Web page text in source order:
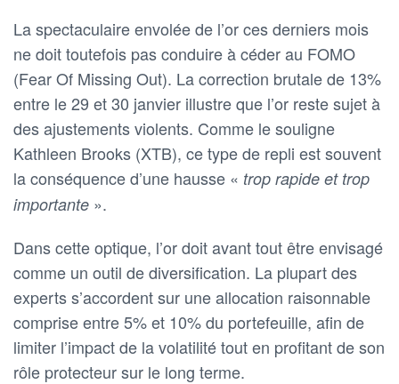
La spectaculaire envolée de l’or ces derniers mois
ne doit toutefois pas conduire à céder au FOMO
(Fear Of Missing Out). La correction brutale de 13%
entre le 29 et 30 janvier illustre que l’or reste sujet à
des ajustements violents. Comme le souligne
Kathleen Brooks (XTB), ce type de repli est souvent
la conséquence d’une hausse « trop rapide et trop
importante ».
Dans cette optique, l’or doit avant tout être envisagé
comme un outil de diversification. La plupart des
experts s’accordent sur une allocation raisonnable
comprise entre 5% et 10% du portefeuille, afin de
limiter l’impact de la volatilité tout en profitant de son
rôle protecteur sur le long terme.